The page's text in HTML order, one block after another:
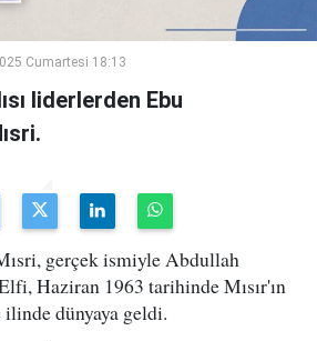
Cumartesi 18:13
liderlerden Ebu
gerçek ismiyle Abdullah
Haziran 1963 tarihinde Mısır'ın
dünyaya geldi.